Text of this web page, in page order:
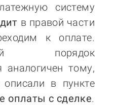
систему
в правой части
к оплате.
порядок
аналогичен тому,
в пункте
оплаты с сделке.